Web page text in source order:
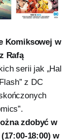
Komiksowej w
Rafą
serii jak „Hal
z DC
zdobyć w
18:00) w